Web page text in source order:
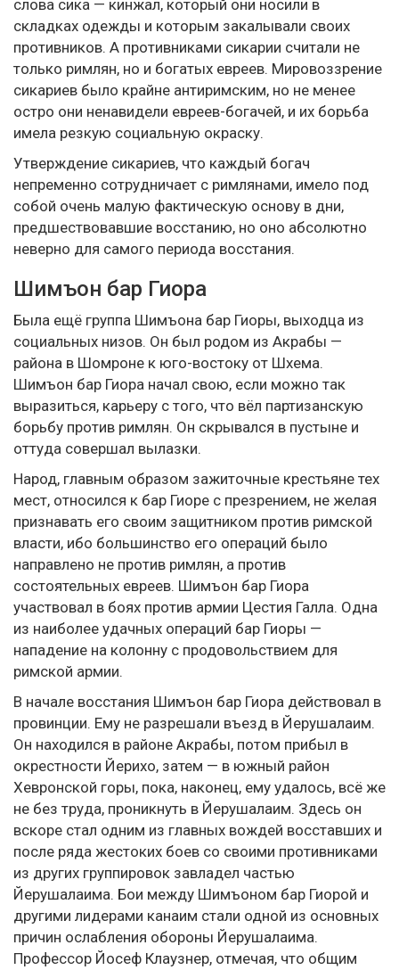
слова сика — кинжал, который они носили в
складках одежды и которым закалывали своих
противников. А противниками сикарии считали не
только римлян, но и богатых евреев. Мировоззрение
сикариев было крайне антиримским, но не менее
остро они ненавидели евреев-богачей, и их борьба
имела резкую социальную окраску.
Утверждение сикариев, что каждый богач
непременно сотрудничает с римлянами, имело под
собой очень малую фактическую основу в дни,
предшествовавшие восстанию, но оно абсолютно
неверно для самого периода восстания.
Шимъон бар Гиора
Была ещё группа Шимъона бар Гиоры, выходца из
социальных низов. Он был родом из Акрабы —
района в Шомроне к юго-востоку от Шхема.
Шимъон бар Гиора начал свою, если можно так
выразиться, карьеру с того, что вёл партизанскую
борьбу против римлян. Он скрывался в пустыне и
оттуда совершал вылазки.
Народ, главным образом зажиточные крестьяне тех
мест, относился к бар Гиоре с презрением, не желая
признавать его своим защитником против римской
власти, ибо большинство его операций было
направлено не против римлян, а против
состоятельных евреев. Шимъон бар Гиора
участвовал в боях против армии Цестия Галла. Одна
из наиболее удачных операций бар Гиоры —
нападение на колонну с продовольствием для
римской армии.
В начале восстания Шимъон бар Гиора действовал в
провинции. Ему не разрешали въезд в Йерушалаим.
Он находился в районе Акрабы, потом прибыл в
окрестности Йерихо, затем — в южный район
Хевронской горы, пока, наконец, ему удалось, всё же
не без труда, проникнуть в Йерушалаим. Здесь он
вскоре стал одним из главных вождей восставших и
после ряда жестоких боев со своими противниками
из других группировок завладел частью
Йерушалаима. Бои между Шимъоном бар Гиорой и
другими лидерами канаим стали одной из основных
причин ослабления обороны Йерушалаима.
Профессор Йосеф Клаузнер, отмечая, что общим